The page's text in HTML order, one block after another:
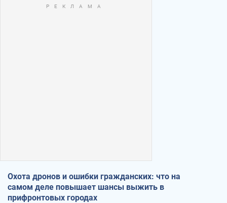
Охота дронов и ошибки гражданских: что на
самом деле повышает шансы выжить в
прифронтовых городах